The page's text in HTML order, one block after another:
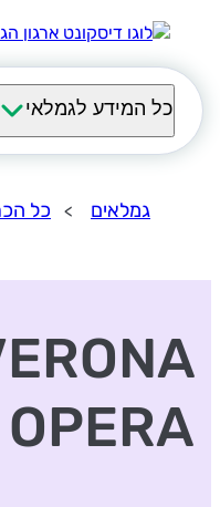
כל המידע לגמלאי
גמלאים כל
OPERA בחגיגות ה- 100